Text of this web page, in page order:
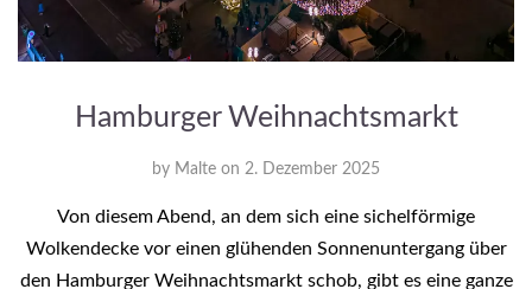
Hamburger Weihnachtsmarkt
by Malte on 2. Dezember 2025
Von diesem Abend, an dem sich eine sichelförmige
Wolkendecke vor einen glühenden Sonnenuntergang über
den Hamburger Weihnachtsmarkt schob, gibt es eine ganze